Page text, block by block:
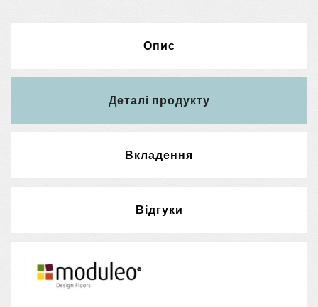
Опис
Деталі продукту
Вкладення
Відгуки